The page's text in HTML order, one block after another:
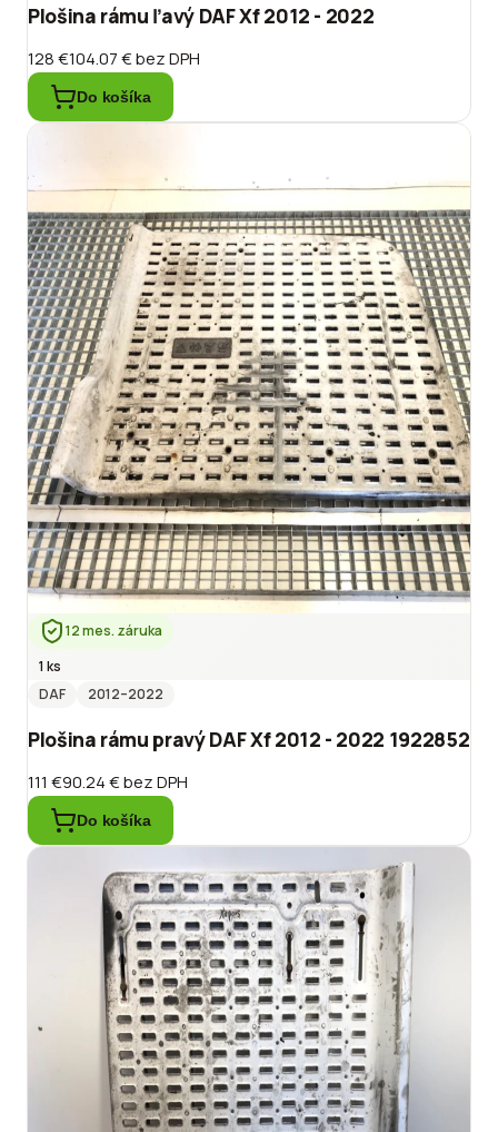
Plošina rámu ľavý DAF Xf 2012 - 2022
128 €104.07 €bez DPH
Do košíka
12 mes. záruka
1 ks
DAF
2012–2022
Plošina rámu pravý DAF Xf 2012 - 2022 1922852
111 €90.24 €bez DPH
Do košíka